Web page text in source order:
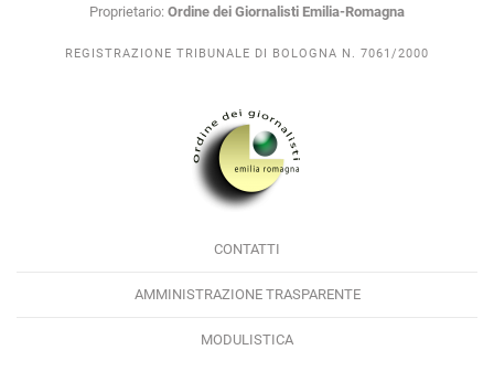
Proprietario: Ordine dei Giornalisti Emilia-Romagna
REGISTRAZIONE TRIBUNALE DI BOLOGNA N. 7061/2000
CONTATTI
AMMINISTRAZIONE TRASPARENTE
MODULISTICA